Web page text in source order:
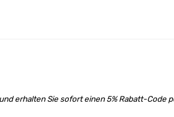
erhalten Sie sofort einen 5% Rabatt-Code